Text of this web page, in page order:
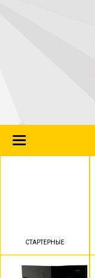
Toggle
СТАРТЕРНЫЕ